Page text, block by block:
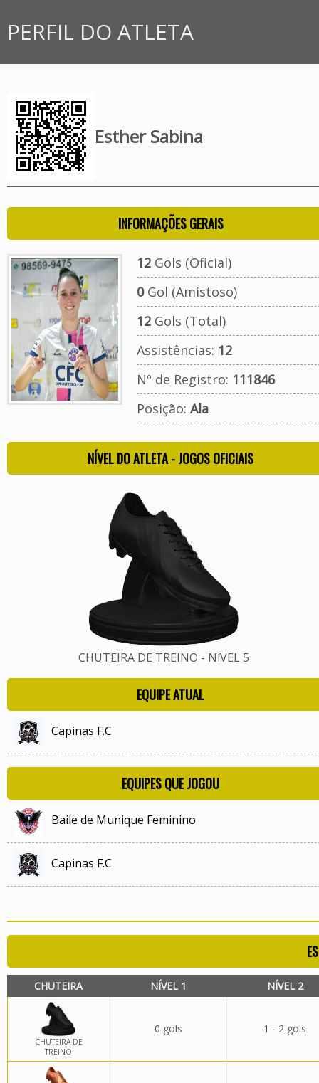
PERFIL DO ATLETA
Esther Sabina
INFORMAÇÕES GERAIS
12Gols (Oficial)
0Gol (Amistoso)
12Gols (Total)
Assistências: 12
Nº de Registro: 111846
Posição: Ala
NÍVEL DO ATLETA - JOGOS OFICIAIS
CHUTEIRA DE TREINO - NíVEL 5
EQUIPE ATUAL
Capinas F.C
EQUIPES QUE JOGOU
Baile de Munique Feminino
Capinas F.C
CHUTEIRA NÍVEL 1 NÍVEL 2
CHUTEIRA DE
TREINO
0 gols 1 - 2 gols